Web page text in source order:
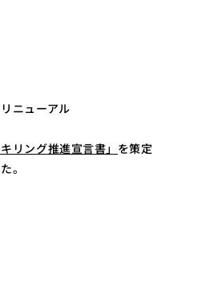
ニューアル
キリング推進宣言書」 を策定
。